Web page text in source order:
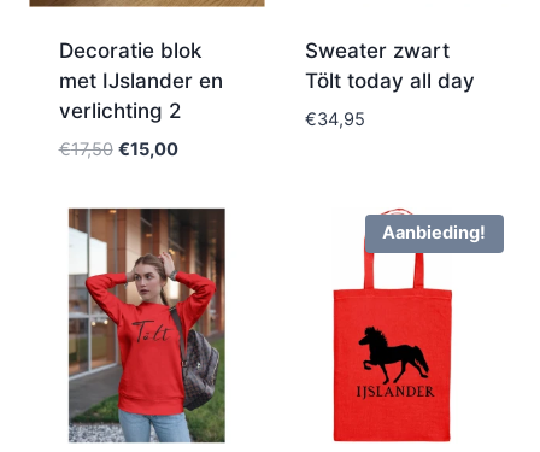
Decoratie blok
met IJslander en
verlichting 2
€17,50 €15,00
Sweater zwart
Tölt today all day
€34,95
Aanbieding!